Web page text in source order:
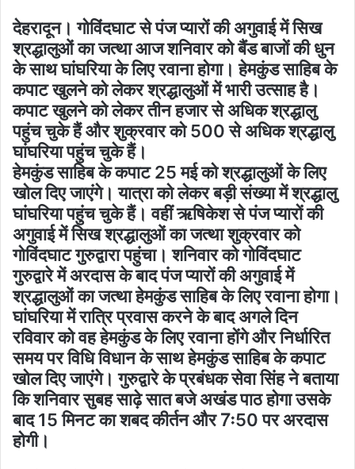
देहरादून। गोविंदघाट से पंज प्यारों की अगुवाई में सिख
श्रद्धालुओं का जत्था आज शनिवार को बैंड बाजों की धुन
के साथ घांघरिया के लिए रवाना होगा। हेमकुंड साहिब के
कपाट खुलने को लेकर श्रद्धालुओं में भारी उत्साह है।
कपाट खुलने को लेकर तीन हजार से अधिक श्रद्धालु
पहुंच चुके हैं और शुक्रवार को 500 से अधिक श्रद्धालु
घांघरिया पहुंच चुके हैं।
हेमकुंड साहिब के कपाट 25 मई को श्रद्धालुओं के लिए
खोल दिए जाएंगे। यात्रा को लेकर बड़ी संख्या में श्रद्धालु
घांघरिया पहुंच चुके हैं। वहीं ऋषिकेश से पंज प्यारों की
अगुवाई में सिख श्रद्धालुओं का जत्था शुक्रवार को
गोविंदघाट गुरुद्वारा पहुंचा। शनिवार को गोविंदघाट
गुरुद्वारे में अरदास के बाद पंज प्यारों की अगुवाई में
श्रद्धालुओं का जत्था हेमकुंड साहिब के लिए रवाना होगा।
घांघरिया में रात्रि प्रवास करने के बाद अगले दिन
रविवार को वह हेमकुंड के लिए रवाना होंगे और निर्धारित
समय पर विधि विधान के साथ हेमकुंड साहिब के कपाट
खोल दिए जाएंगे। गुरुद्वारे के प्रबंधक सेवा सिंह ने बताया
कि शनिवार सुबह साढ़े सात बजे अखंड पाठ होगा उसके
बाद 15 मिनट का शबद कीर्तन और 7ः50 पर अरदास
होगी।